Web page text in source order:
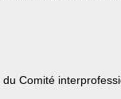
Comité